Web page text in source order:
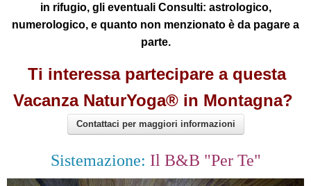
in rifugio, gli eventuali Consulti: astrologico,
numerologico, e quanto non menzionato è da pagare a
parte.
Ti interessa partecipare a questa
Vacanza NaturYoga® in Montagna?
Contattaci per maggiori informazioni
Sistemazione: Il B&B "Per Te"